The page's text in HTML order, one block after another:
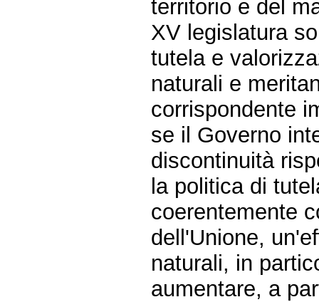
territorio e del
XV legislatura
tutela e
naturali e
corrispondente
se il Governo
discontinuità
la politica di
coerentemente
dell'Unione,
naturali, in
aumentare, a